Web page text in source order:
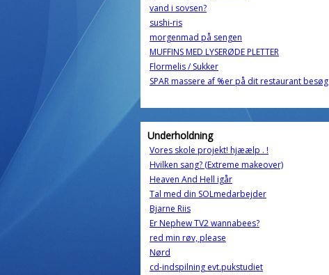
vand i sovsen?
sushi-ris
morgenmad på sengen
MUFFINS MED LYSERØDE PLETTER
Flormelis / Sukker
SPAR massere af %er på dit restaurant besøg
Underholdning
Vores skole projekt! hjæælp . !
Hvilken sang? (Extreme makeover)
Heaven And Hell igår
Tal med din SOLmedarbejder
Bjarne Riis
Er Nephew TV2 wannabees?
red min røv, please
Nørd
cd-indspilning evt.pukstudiet